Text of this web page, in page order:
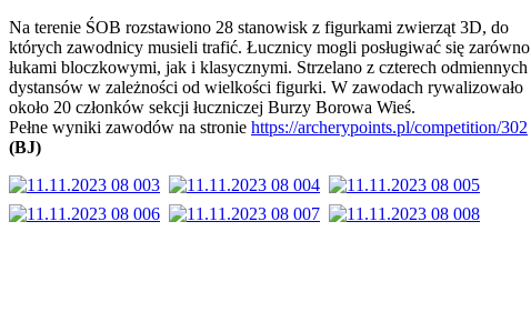
Na terenie ŚOB rozstawiono 28 stanowisk z figurkami zwierząt 3D, do
których zawodnicy musieli trafić. Łucznicy mogli posługiwać się zarówno
łukami bloczkowymi, jak i klasycznymi. Strzelano z czterech odmiennych
dystansów w zależności od wielkości figurki. W zawodach rywalizowało
około 20 członków sekcji łuczniczej Burzy Borowa Wieś.
Pełne wyniki zawodów na stronie https://archerypoints.pl/competition/302
(BJ)